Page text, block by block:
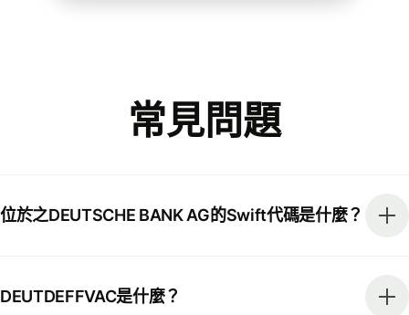
常見問題
位於之DEUTSCHE BANK AG的Swift代碼是什麼？
DEUTDEFFVAC是什麼？